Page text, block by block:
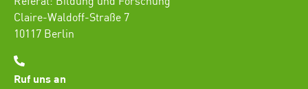
Claire-Waldoff-Straße 7
10117 Berlin
Ruf uns an